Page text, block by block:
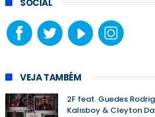
SOCIAL
VEJA TAMBÉM
2F feat. Guedes
Kalisboy & Cleyton